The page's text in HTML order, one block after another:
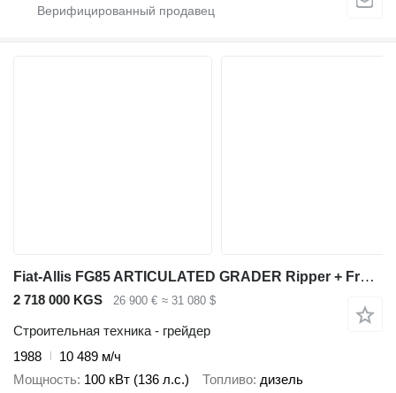
Fiat-Allis FG85 ARTICULATED GRADER Ripper + Front blade
2 718 000 KGS 26 900 € ≈ 31 080 $
Строительная техника - грейдер
1988
10 489 м/ч
Мощность 100 кВт (136 л.с.) Топливо дизель